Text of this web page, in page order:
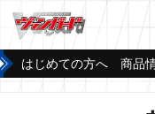
はじめての方へ 商品